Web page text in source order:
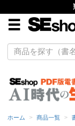
ホーム 商品一覧